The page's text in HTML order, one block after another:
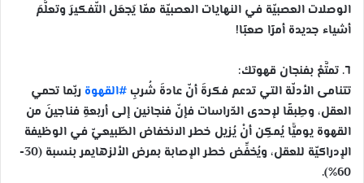
الوصلات العصبيّة في النهايات العصبيّة ممّا يَجعَل التّفكيرَ وتعلُّمَ
أشياء جديدة أمرًا صعبًا!
٦. تمتَّعْ بفنجان قهوتك:
تتنامى الأدلّة التي تدعم فكرةَ أنّ عادةَ شُربِ #القهوة ربّما تحمي
العقل، وطِبقًا لإحدى الدّراسات فإنّ فنجانين إلى أربعةِ فناجينَ من
القهوة يوميًّا يُمكِن أنْ يُزيل خطر الانخفاض الطّبيعيّ في الوظيفة
الإدراكيّة للعقل، ويُخفِّض خطر الإصابة بمرض الألزهايمر بنسبة (30-
60%).